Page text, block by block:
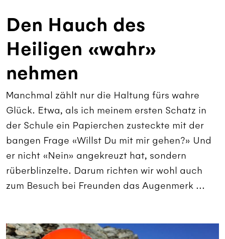
Den Hauch des
Heiligen «wahr»
nehmen
Manchmal zählt nur die Haltung fürs wahre
Glück. Etwa, als ich meinem ersten Schatz in
der Schule ein Papierchen zusteckte mit der
bangen Frage «Willst Du mit mir gehen?» Und
er nicht «Nein» angekreuzt hat, sondern
rüberblinzelte. Darum richten wir wohl auch
zum Besuch bei Freunden das Augenmerk ...